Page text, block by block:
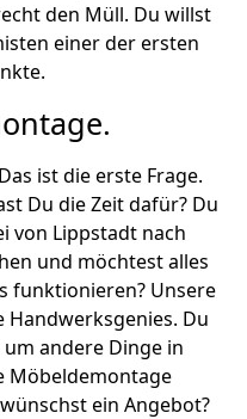
den Müll. Du willst
einer der ersten
ist die erste Frage.
Du die Zeit dafür? Du
von Lippstadt nach
und möchtest alles
funktionieren? Unsere
Du
andere Dinge in
Möbeldemontage
ein Angebot?